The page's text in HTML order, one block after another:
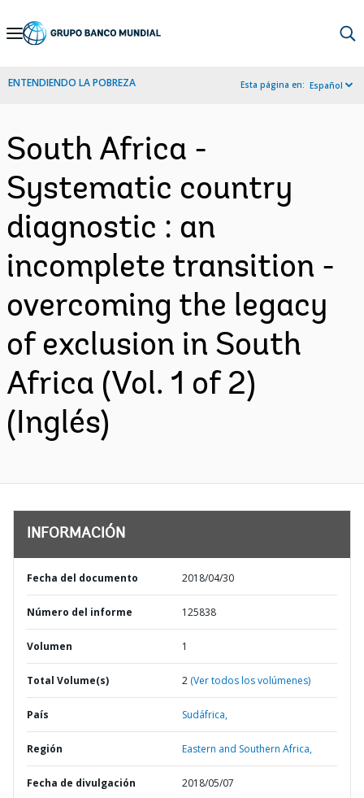
Skip
Navigation
ENTENDIENDO LA POBREZA Esta página en: Español
South Africa -
Systematic country
diagnostic : an
incomplete transition -
overcoming the legacy
of exclusion in South
Africa (Vol. 1 of 2)
(Inglés)
INFORMACIÓN
Fecha del documento 2018/04/30
Número del informe 125838
Volumen 1
Total Volume(s) 2 (Ver todos los volúmenes)
País Sudáfrica,
Región Eastern and Southern Africa,
Fecha de divulgación 2018/05/07